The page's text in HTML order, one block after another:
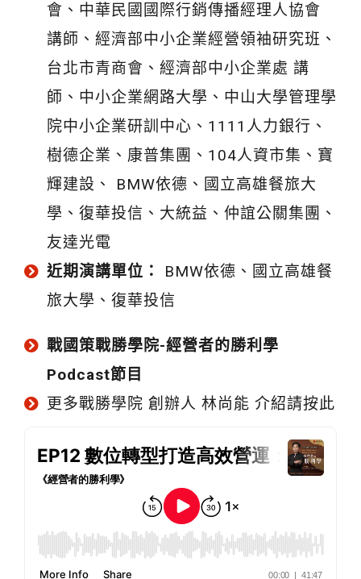
會、中華民國國際行銷傳播經理人協會
講師、經濟部中小企業經營領袖研究班、
台北市青商會、經濟部中小企業處 講
師、中小企業網路大學、中山大學管理學
院中小企業研訓中心、1111人力銀行、
樹德企業、康普集團、104人資市集、寶
輝建設、 BMW依德、國立高雄餐旅大
學、復華投信、大統益、仲誼公關集團、
友達光電
近期演講單位：
BMW依德、國立高雄餐
旅大學、復華投信
戰國策戰勝學院-經營者的勝利學
Podcast節目
更多戰勝學院 創辦人 林尚能 介紹請按此